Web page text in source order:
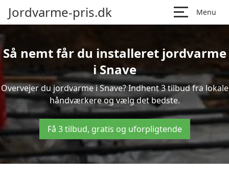
Jordvarme-pris.dk Menu
Så nemt får du installeret jordvarme
i Snave
Overvejer du jordvarme i Snave? Indhent 3 tilbud fra lokale
håndværkere og vælg det bedste.
Få 3 tilbud, gratis og uforpligtende